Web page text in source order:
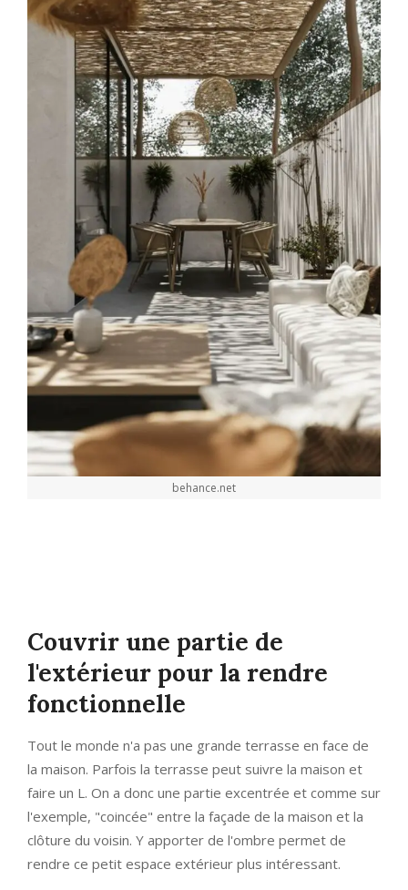
behance.net
Couvrir une partie de
l'extérieur pour la rendre
fonctionnelle
Tout le monde n'a pas une grande terrasse en face de
la maison. Parfois la terrasse peut suivre la maison et
faire un L. On a donc une partie excentrée et comme sur
l'exemple, "coincée" entre la façade de la maison et la
clôture du voisin. Y apporter de l'ombre permet de
rendre ce petit espace extérieur plus intéressant.